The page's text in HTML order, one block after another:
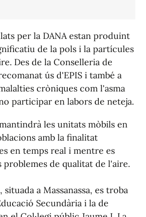
per la DANA estan produint
de la pols i la partícules
Des de la Conselleria de
ús d'EPIS i també a
cròniques com l'asma
participar en labors de neteja.
les unitats mòbils en
amb la finalitat
en temps real i mentre es
problemes de qualitat de l'aire.
a Massanassa, es troba
Secundària i la de